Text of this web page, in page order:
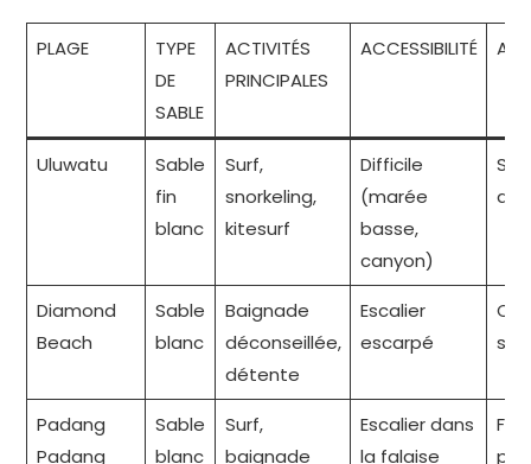
PLAGE
TYPE
DE
SABLE
ACTIVITÉS
PRINCIPALES
ACCESSIBILITÉ
Uluwatu
Sable
fin
blanc
Surf,
snorkeling,
kitesurf
Difficile
(marée
basse,
canyon)
Diamond
Beach
Sable
blanc
Baignade
déconseillée,
détente
Escalier
escarpé
Padang
Padang
Sable
blanc
Surf,
baignade
Escalier dans
la falaise